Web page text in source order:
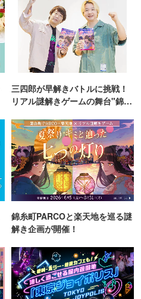
三四郎が早解きバトルに挑戦！
リアル謎解きゲームの舞台"錦糸
錦糸町PARCOと楽天地を巡る謎
解き企画が開催！